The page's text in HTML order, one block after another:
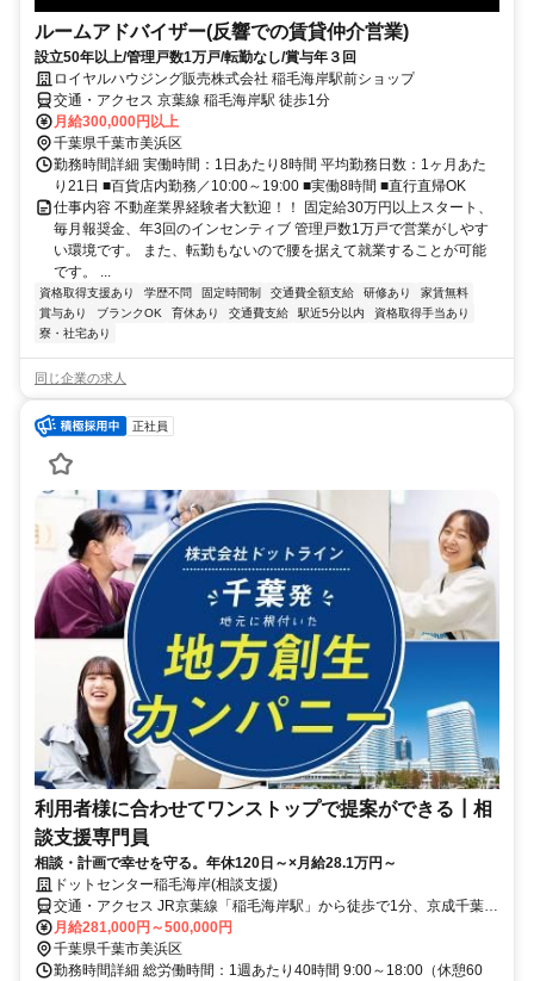
ルームアドバイザー(反響での賃貸仲介営業)
設立50年以上/管理戸数1万戸/転勤なし/賞与年３回
ロイヤルハウジング販売株式会社 稲毛海岸駅前ショップ
交通・アクセス 京葉線 稲毛海岸駅 徒歩1分
月給300,000円以上
千葉県千葉市美浜区
勤務時間詳細 実働時間：1日あたり8時間 平均勤務日数：1ヶ月あた
り21日 ■百貨店内勤務／10:00～19:00 ■実働8時間 ■直行直帰OK
仕事内容 不動産業界経験者大歓迎！！ 固定給30万円以上スタート、
毎月報奨金、年3回のインセンティブ 管理戸数1万戸で営業がしやす
い環境です。 また、転勤もないので腰を据えて就業することが可能
です。 ...
資格取得支援あり 学歴不問 固定時間制 交通費全額支給 研修あり
家賃無料
賞与あり
ブランクOK 育休あり 交通費支給 駅近5分以内
資格取得手当あり
寮・社宅あり
同じ企業の求人
正社員
利用者様に合わせてワンストップで提案ができる┃相
談支援専門員
相談・計画で幸せを守る。年休120日～×月給28.1万円～
ドットセンター稲毛海岸(相談支援)
交通・アクセス JR京葉線「稲毛海岸駅」から徒歩で1分、京成千葉線
「京成稲毛駅」から徒歩で21分
月給281,000円～500,000円
千葉県千葉市美浜区
勤務時間詳細 総労働時間：1週あたり40時間 9:00～18:00（休憩60